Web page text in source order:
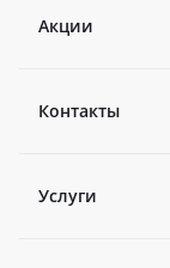
Акции
Контакты
Услуги